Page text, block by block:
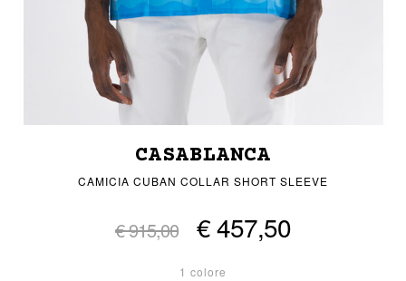
CASABLANCA
CAMICIA CUBAN COLLAR SHORT SLEEVE
€ 915,00 € 457,50
1 colore